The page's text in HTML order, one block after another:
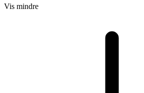
Vis mindre